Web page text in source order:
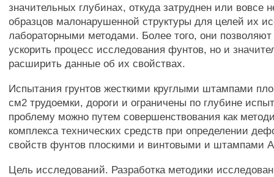
значительных глубинах, откуда затруднен или вовсе
образцов малонарушенной структуры для целей их
лабораторными методами. Более того, они позволяют
ускорить процесс исследования фунтов, но и
расширить данные об их свойствах.
Испытания грунтов жесткими круглыми штампами
см2 трудоемки, дороги и ограничены по глубине
проблему можно путем совершенствования как
комплекса технических средств при определении
свойств фунтов плоскими и винтовыми и штампами
Цель исследований. Разработка методики